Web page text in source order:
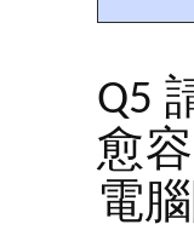
Q5
愈
電